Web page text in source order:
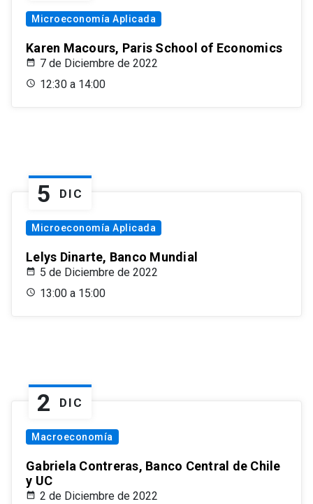
Microeconomía Aplicada
Karen Macours, Paris School of Economics
7 de Diciembre de 2022
12:30 a 14:00
5 DIC
Microeconomía Aplicada
Lelys Dinarte, Banco Mundial
5 de Diciembre de 2022
13:00 a 15:00
2 DIC
Macroeconomía
Gabriela Contreras, Banco Central de Chile
y UC
2 de Diciembre de 2022